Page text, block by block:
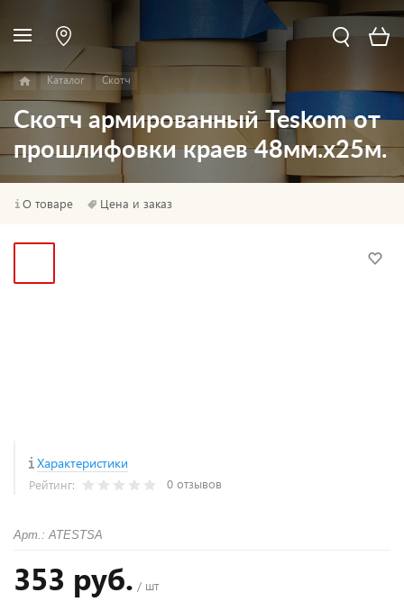
Каталог Скотч
Скотч армированный Teskom от
прошлифовки краев 48мм.х25м.
О товаре Цена и заказ
Характеристики
Рейтинг: 0 отзывов
Арт.: ATESTSA
353 руб. / шт